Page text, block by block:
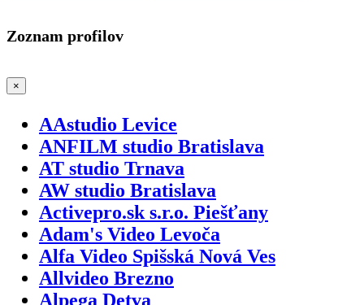
Zoznam profilov
×
AAstudio Levice
ANFILM studio Bratislava
AT studio Trnava
AW studio Bratislava
Activepro.sk s.r.o. Piešťany
Adam's Video Levoča
Alfa Video Spišská Nová Ves
Allvideo Brezno
Alpega Detva